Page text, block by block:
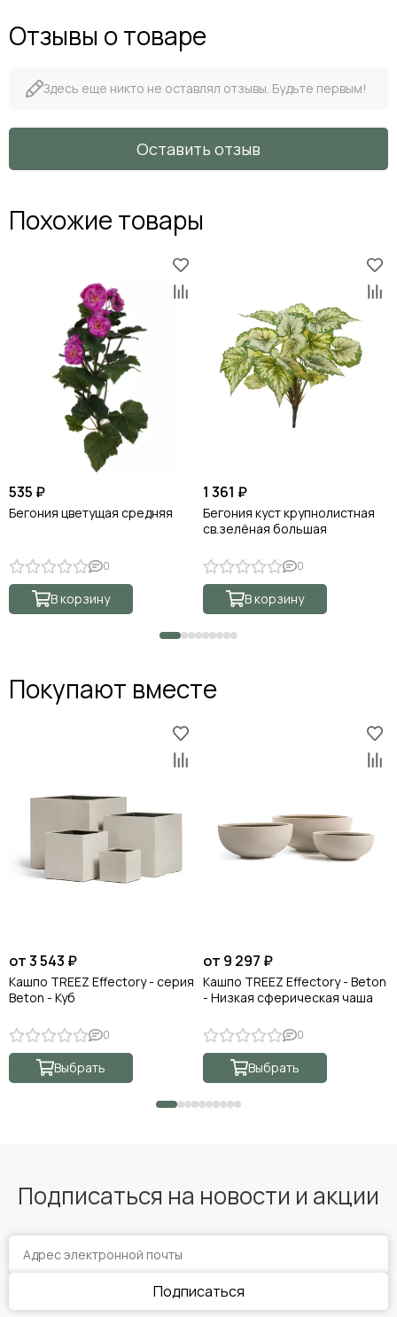
Отзывы о товаре
Здесь еще никто не оставлял отзывы. Будьте первым!
Оставить отзыв
Похожие товары
535 ₽
Бегония цветущая средняя
0
В корзину
1 361 ₽
Бегония куст крупнолистная
св.зелёная большая
0
В корзину
Покупают вместе
от 3 543 ₽
Кашпо TREEZ Effectory - серия
Beton - Куб
0
Выбрать
от 9 297 ₽
Кашпо TREEZ Effectory - Beton
- Низкая сферическая чаша
0
Выбрать
Подписаться на новости и акции
Подписаться